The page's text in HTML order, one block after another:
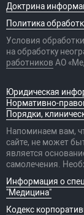
Доктрина
Политика
Условия
на обработку
работников АО
Юридическая
Нормативно-
Порядки,
Напоминаем вам,
сайте, не может
является
самолечения.
Информация о
"Медицина"
Кодекс